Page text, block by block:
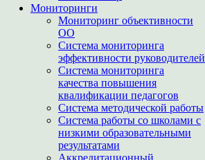
Мониторинги
Мониторинг объективности
ОО
Система мониторинга
эффективности руководителей
Система мониторинга
качества повышения
квалификации педагогов
Система методической работы
Система работы со школами с
низкими образовательными
результатами
Аккредитационный